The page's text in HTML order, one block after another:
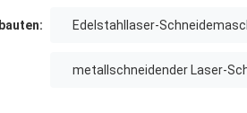
Edelstahllaser-
metallschneidender Laser-